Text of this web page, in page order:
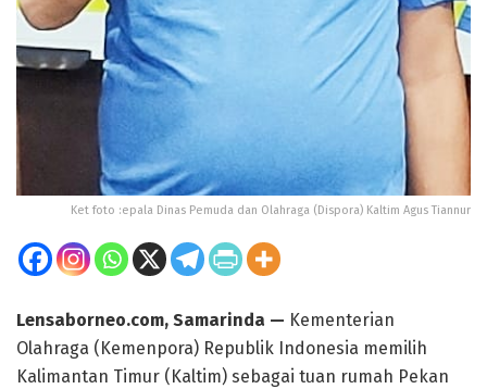
Ket foto :epala Dinas Pemuda dan Olahraga (Dispora) Kaltim Agus Tiannur
Lensaborneo.com, Samarinda — Kementerian
Olahraga (Kemenpora) Republik Indonesia memilih
Kalimantan Timur (Kaltim) sebagai tuan rumah Pekan